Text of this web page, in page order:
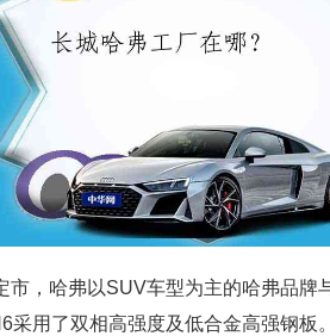
市，哈弗以SUV车型为主的哈弗品牌
用了双相高强度及低合金高强钢板。